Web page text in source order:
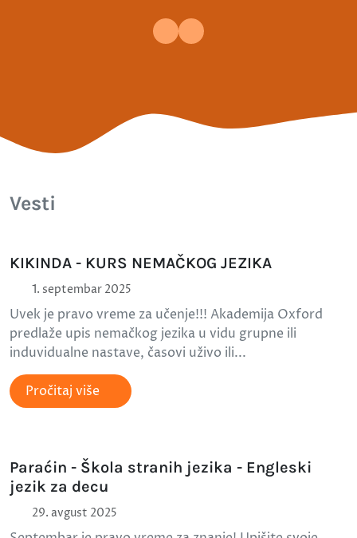
Vesti
KIKINDA - KURS NEMAČKOG JEZIKA
1. septembar 2025
Uvek je pravo vreme za učenje!!! Akademija Oxford
predlaže upis nemačkog jezika u vidu grupne ili
induvidualne nastave, časovi uživo ili...
Pročitaj više
Paraćin - Škola stranih jezika - Engleski
jezik za decu
29. avgust 2025